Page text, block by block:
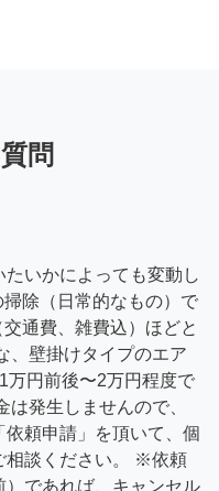
問
いかによっても変動し
除（日常的なもの）で
通費、雑費込）ほどと
、壁掛けタイプのエア
万円前後〜2万円程度で
発生しませんので、
頼申請」を頂いて、個
相談ください。 ※依頼
であれば、キャンセル